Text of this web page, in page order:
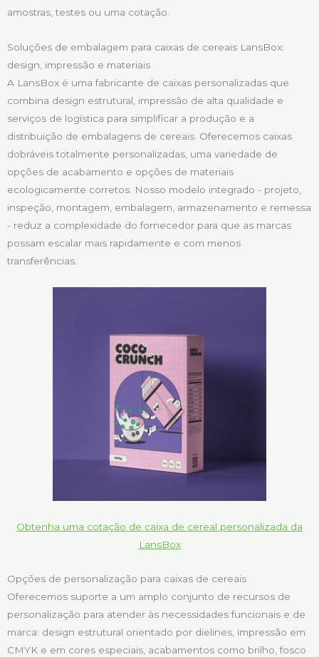
amostras, testes ou uma cotação.
Soluções de embalagem para caixas de cereais LansBox:
design, impressão e materiais
A LansBox é uma fabricante de caixas personalizadas que
combina design estrutural, impressão de alta qualidade e
serviços de logística para simplificar a produção e a
distribuição de embalagens de cereais. Oferecemos caixas
dobráveis totalmente personalizadas, uma variedade de
opções de acabamento e opções de materiais
ecologicamente corretos. Nosso modelo integrado - projeto,
inspeção, montagem, embalagem, armazenamento e remessa
- reduz a complexidade do fornecedor para que as marcas
possam escalar mais rapidamente e com menos
transferências.
Obtenha uma cotação de caixa de cereal personalizada da
LansBox
Opções de personalização para caixas de cereais
Oferecemos suporte a um amplo conjunto de recursos de
personalização para atender às necessidades funcionais e de
marca: design estrutural orientado por dielines, impressão em
CMYK e em cores especiais, acabamentos como brilho, fosco